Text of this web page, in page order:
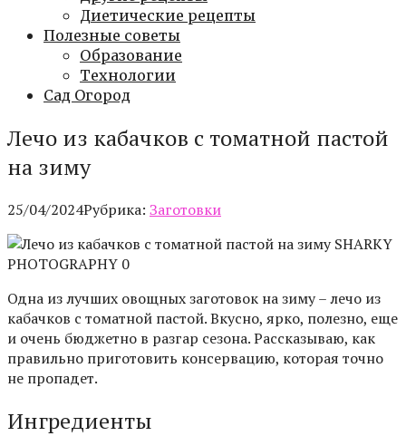
Диетические рецепты
Полезные советы
Образование
Технологии
Сад Огород
Лечо из кабачков с томатной пастой
на зиму
25/04/2024Рубрика: Заготовки
SHARKY
PHOTOGRAPHY 0
Одна из лучших овощных заготовок на зиму – лечо из
кабачков с томатной пастой. Вкусно, ярко, полезно, еще
и очень бюджетно в разгар сезона. Рассказываю, как
правильно приготовить консервацию, которая точно
не пропадет.
Ингредиенты